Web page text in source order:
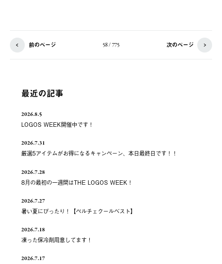
前のページ 58 / 775 次のページ
最近の記事
2026.8.5
LOGOS WEEK開催中です！
2026.7.31
厳選5アイテムがお得になるキャンペーン、本日最終日です！！
2026.7.28
8月の最初の一週間はTHE LOGOS WEEK！
2026.7.27
暑い夏にぴったり！【ペルチェクールベスト】
2026.7.18
凍った保冷剤用意してます！
2026.7.17